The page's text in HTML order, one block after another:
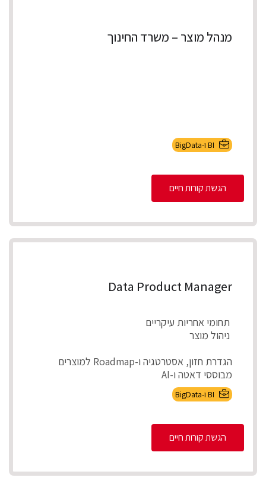
מנהל מוצר – משרד החינוך
BI ו-BigData
הגשת קורות חיים
Data Product Manager
תחומי אחריות עיקריים
ניהול מוצר
הגדרת חזון, אסטרטגיה ו-Roadmap למוצרים
מבוססי דאטה ו-AI
אפיון צרכים עסקיים ותרגומם לדרישות מוצר מדיד...
BI ו-BigData
הגשת קורות חיים